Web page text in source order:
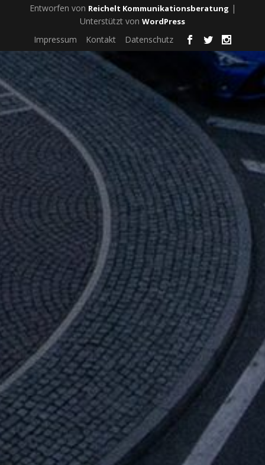
Entworfen von Reichelt Kommunikationsberatung |
Unterstützt von WordPress
Impressum Kontakt Datenschutz